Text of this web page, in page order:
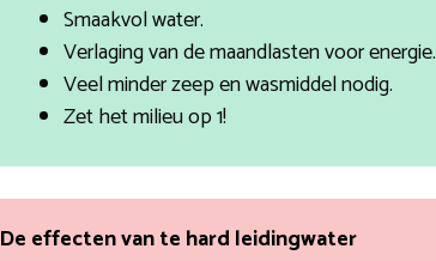
Smaakvol water.
Verlaging van de maandlasten voor energie.
Veel minder zeep en wasmiddel nodig.
Zet het milieu op 1!
De effecten van te hard leidingwater